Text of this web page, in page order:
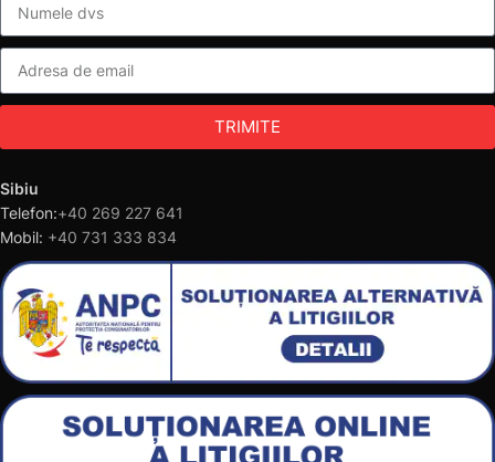
TRIMITE
Sibiu
Telefon:+40 269 227 641
Mobil: +40 731 333 834